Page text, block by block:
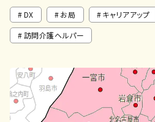
DX お局 キャリアアップ
訪問介護ヘルパー